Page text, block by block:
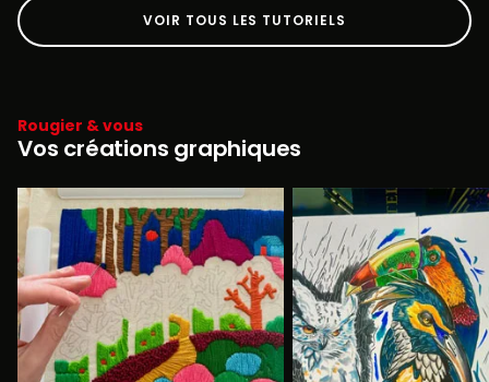
VOIR TOUS LES TUTORIELS
Rougier & vous
Vos créations graphiques